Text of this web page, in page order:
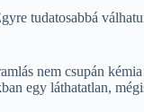
tudatosabbá
nem csupán
egy láthatatlan,